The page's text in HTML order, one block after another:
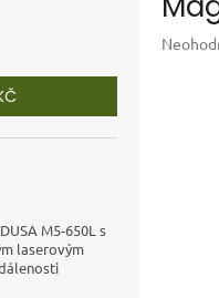
M5-650L s
laserovým